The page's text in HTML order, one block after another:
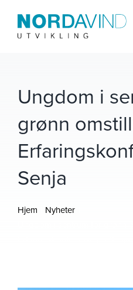
Om oss
Tjenester
Ungdom i
grønn
Senja
Hjem
Nyheter